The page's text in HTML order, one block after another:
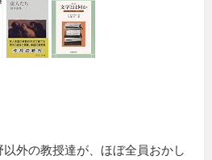
外の教授達が、ほぼ全員おかし